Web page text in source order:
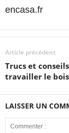
encasa.fr
Article précédent
Trucs et
travailler le bois
LAISSER UN